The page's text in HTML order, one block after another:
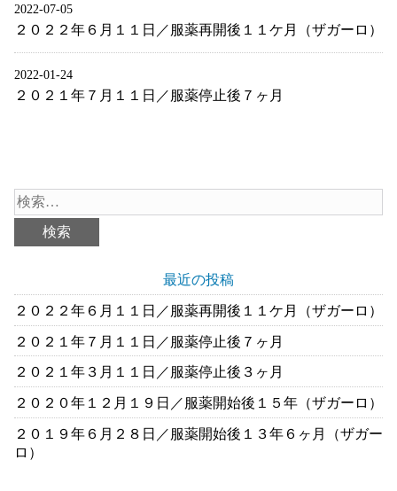
2022-07-05
２０２２年６月１１日／服薬再開後１１ケ月（ザガーロ）
2022-01-24
２０２１年７月１１日／服薬停止後７ヶ月
最近の投稿
２０２２年６月１１日／服薬再開後１１ケ月（ザガーロ）
２０２１年７月１１日／服薬停止後７ヶ月
２０２１年３月１１日／服薬停止後３ヶ月
２０２０年１２月１９日／服薬開始後１５年（ザガーロ）
２０１９年６月２８日／服薬開始後１３年６ヶ月（ザガー
ロ）